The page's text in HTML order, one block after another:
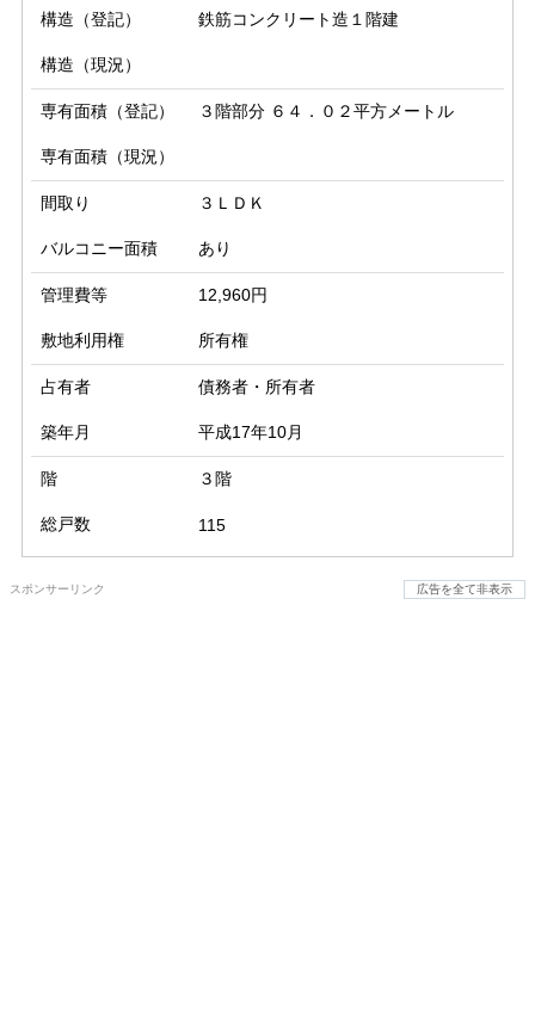
構造（登記） 鉄筋コンクリート造１階建
構造（現況）
専有面積（登記） ３階部分 ６４．０２平方メートル
専有面積（現況）
間取り ３ＬＤＫ
バルコニー面積 あり
管理費等 12,960円
敷地利用権 所有権
占有者 債務者・所有者
築年月 平成17年10月
階 ３階
総戸数 115
スポンサーリンク 広告を全て非表示